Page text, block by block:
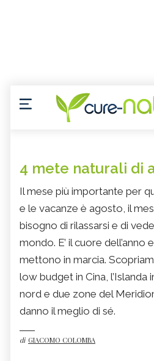
4 mete naturali di
Il mese più importante per
e le vacanze è agosto, il
bisogno di rilassarsi e di
mondo. E’ il cuore dell’anno
mettono in marcia.
low budget in Cina, l’Islanda
nord e due zone del
danno il meglio di sé.
di GIACOMO COLOMBA